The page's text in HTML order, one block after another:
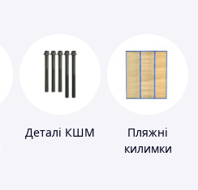
Деталі КШМ
Пляжні
килимки